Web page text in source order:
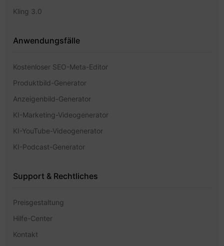
Kling 3.0
Anwendungsfälle
Kostenloser SEO-Meta-Editor
Produktbild-Generator
Anzeigenbild-Generator
KI-Marketing-Videogenerator
KI-YouTube-Videogenerator
KI-Podcast-Generator
Support & Rechtliches
Preisgestaltung
Hilfe-Center
Kontakt